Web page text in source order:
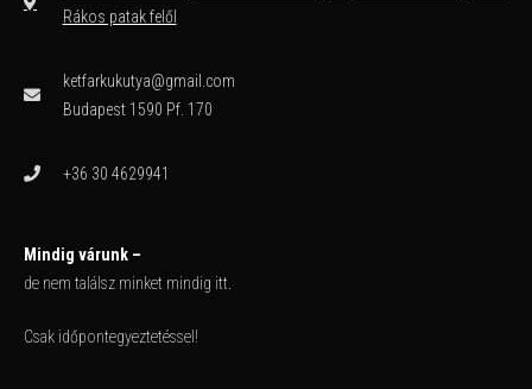
Rákos patak felől
ketfarkukutya@gmail.com
Budapest 1590 Pf. 170
+36 30 4629941
Mindig várunk –
de nem találsz minket mindig itt.
Csak időpontegyeztetéssel!